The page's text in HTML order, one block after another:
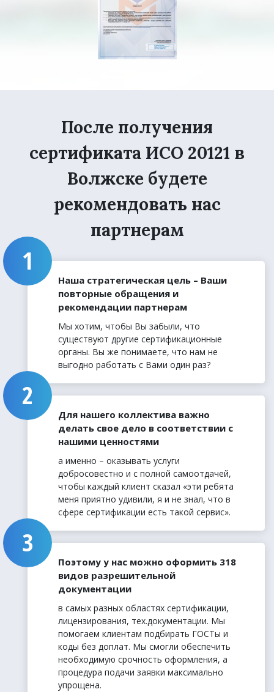
После получения
сертификата ИСО 20121 в
Волжске будете
рекомендовать нас
партнерам
Наша стратегическая цель – Ваши
повторные обращения и
рекомендации партнерам
Мы хотим, чтобы Вы забыли, что
существуют другие сертификационные
органы. Вы же понимаете, что нам не
выгодно работать с Вами один раз?
Для нашего коллектива важно
делать свое дело в соответствии с
нашими ценностями
а именно – оказывать услуги
добросовестно и с полной самоотдачей,
чтобы каждый клиент сказал «эти ребята
меня приятно удивили, я и не знал, что в
сфере сертификации есть такой сервис».
Поэтому у нас можно оформить 318
видов разрешительной
документации
в самых разных областях сертификации,
лицензирования, тех.документации. Мы
помогаем клиентам подбирать ГОСТы и
коды без доплат. Мы смогли обеспечить
необходимую срочность оформления, а
процедура подачи заявки максимально
упрощена.